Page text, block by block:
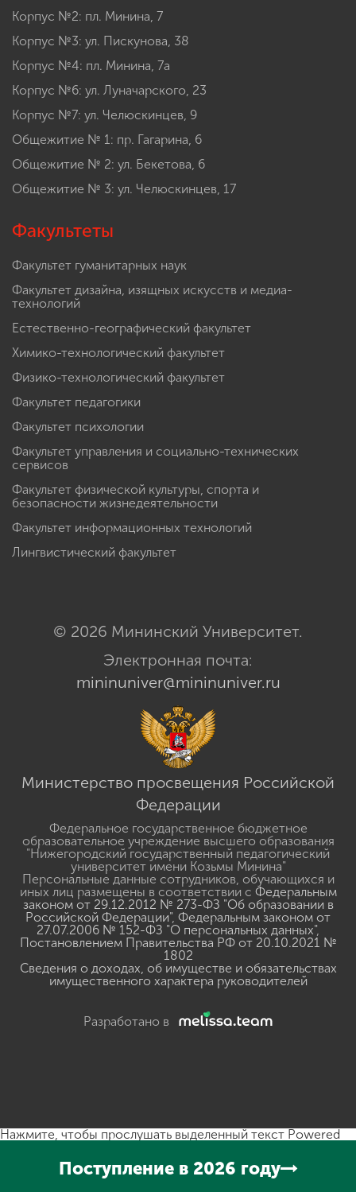
Корпус №2: пл. Минина, 7
Корпус №3: ул. Пискунова, 38
Корпус №4: пл. Минина, 7а
Корпус №6: ул. Луначарского, 23
Корпус №7: ул. Челюскинцев, 9
Общежитие № 1: пр. Гагарина, 6
Общежитие № 2: ул. Бекетова, 6
Общежитие № 3: ул. Челюскинцев, 17
Факультеты
Факультет гуманитарных наук
Факультет дизайна, изящных искусств и медиа-
технологий
Естественно-географический факультет
Химико-технологический факультет
Физико-технологический факультет
Факультет педагогики
Факультет психологии
Факультет управления и социально-технических
сервисов
Факультет физической культуры, спорта и
безопасности жизнедеятельности
Факультет информационных технологий
Лингвистический факультет
© 2026 Мининский Университет.
Электронная почта:
mininuniver@mininuniver.ru
Министерство просвещения Российской
Федерации
Федеральное государственное бюджетное
образовательное учреждение высшего образования
"Нижегородский государственный педагогический
университет имени Козьмы Минина"
Персональные данные сотрудников, обучающихся и
иных лиц размещены в соответствии с Федеральным
законом от 29.12.2012 № 273-ФЗ "Об образовании в
Российской Федерации", Федеральным законом от
27.07.2006 № 152-ФЗ "О персональных данных",
Постановлением Правительства РФ от 20.10.2021 №
1802
Сведения о доходах, об имуществе и обязательствах
имущественного характера руководителей
Разработано в
Поступление в 2026 году
Нажмите, чтобы прослушать выделенный текст Powered